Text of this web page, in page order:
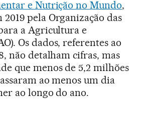
e Nutrição no Mundo,
pela Organização das
a Agricultura e
Os dados, referentes ao
não detalham cifras, mas
que menos de 5,2 milhões
ao menos um dia
ao longo do ano.